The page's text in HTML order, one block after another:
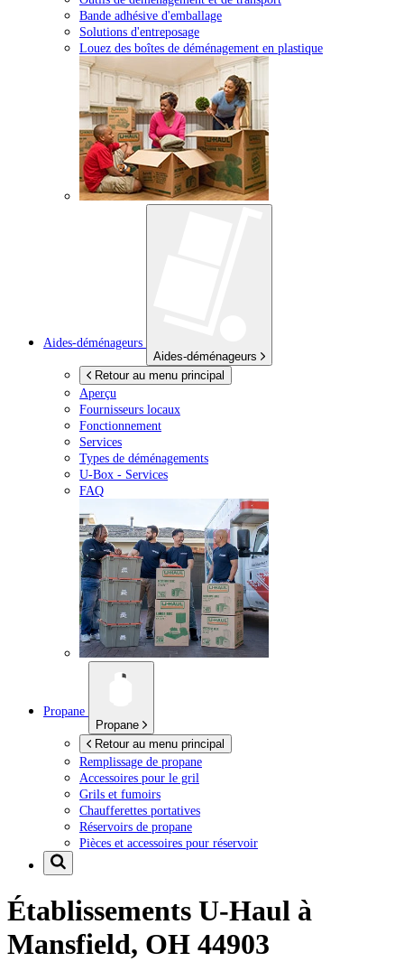
Bande adhésive d'emballage
Solutions d'entreposage
Louez des boîtes de déménagement en plastique
Aides-déménageurs
Aides-déménageurs
Retour au menu principal
Aperçu
Fournisseurs locaux
Fonctionnement
Services
Types de déménagements
U-Box - Services
FAQ
Propane
Propane
Retour au menu principal
Remplissage de propane
Accessoires pour le gril
Grils et fumoirs
Chaufferettes portatives
Réservoirs de propane
Pièces et accessoires pour réservoir
Établissements U-Haul à
Mansfield, OH 44903